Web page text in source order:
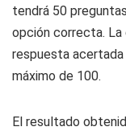
tendrá 50
opción correcta. La
respuesta
máximo de 100.
El resultado